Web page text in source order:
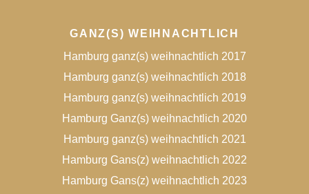
GANZ(S) WEIHNACHTLICH
Hamburg ganz(s) weihnachtlich 2017
Hamburg ganz(s) weihnachtlich 2018
Hamburg ganz(s) weihnachtlich 2019
Hamburg Ganz(s) weihnachtlich 2020
Hamburg ganz(s) weihnachtlich 2021
Hamburg Gans(z) weihnachtlich 2022
Hamburg Gans(z) weihnachtlich 2023